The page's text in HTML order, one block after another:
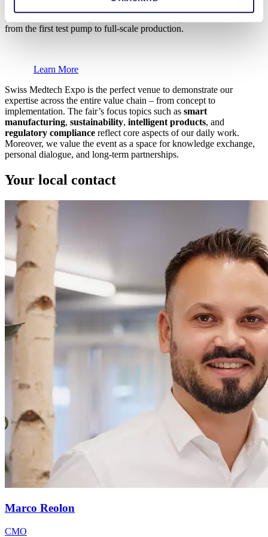
the realization of new product ideas, KNF supports its customers
from the first test pump to full-scale production.
Learn More
Swiss Medtech Expo is the perfect venue to demonstrate our
expertise across the entire value chain – from concept to
implementation. The fair’s focus topics such as smart
manufacturing, sustainability, intelligent products, and
regulatory compliance reflect core aspects of our daily work.
Moreover, we value the event as a space for knowledge exchange,
personal dialogue, and long-term partnerships.
Your local contact
Marco Reolon
CMO